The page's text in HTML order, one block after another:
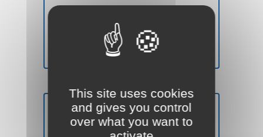
Votre site Web Vitrine sera mis en ligne
7 jours(voir nos CGVs).
This site uses cookies
and gives you control
over what you want to